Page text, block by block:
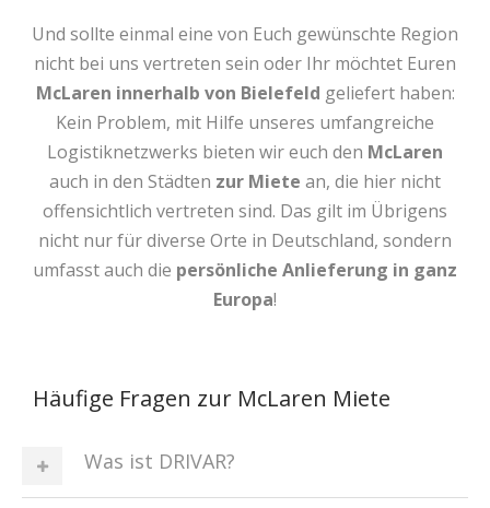
Und sollte einmal eine von Euch gewünschte Region
nicht bei uns vertreten sein oder Ihr möchtet Euren
McLaren innerhalb von Bielefeld geliefert haben:
Kein Problem, mit Hilfe unseres umfangreiche
Logistiknetzwerks bieten wir euch den McLaren
auch in den Städten zur Miete an, die hier nicht
offensichtlich vertreten sind. Das gilt im Übrigens
nicht nur für diverse Orte in Deutschland, sondern
umfasst auch die persönliche Anlieferung in ganz
Europa!
Häufige Fragen zur McLaren Miete
Was ist DRIVAR?